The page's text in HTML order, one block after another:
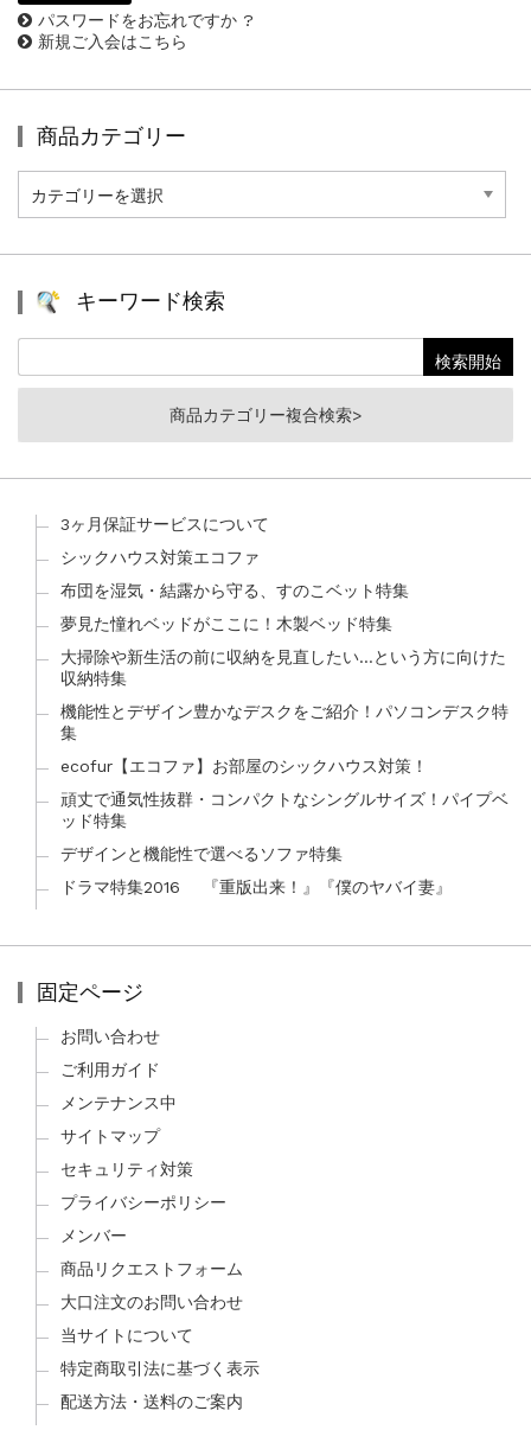
パスワードをお忘れですか ?
新規ご入会はこちら
商品カテゴリー
品
カ
キーワード検索
商品カテゴリー複合検索>
3ヶ月保証サービスについて
シックハウス対策エコファ
布団を湿気・結露から守る、すのこベット特集
夢見た憧れベッドがここに！木製ベッド特集
大掃除や新生活の前に収納を見直したい…という方に向けた
収納特集
機能性とデザイン豊かなデスクをご紹介！パソコンデスク特
集
ecofur【エコファ】お部屋のシックハウス対策！
頑丈で通気性抜群・コンパクトなシングルサイズ！パイプベ
ッド特集
デザインと機能性で選べるソファ特集
ドラマ特集2016 『重版出来！』『僕のヤバイ妻』
固定ページ
お問い合わせ
ご利用ガイド
メンテナンス中
サイトマップ
セキュリティ対策
プライバシーポリシー
メンバー
商品リクエストフォーム
大口注文のお問い合わせ
当サイトについて
特定商取引法に基づく表示
配送方法・送料のご案内